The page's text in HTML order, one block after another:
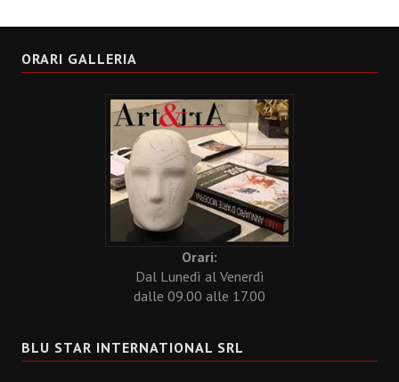
ORARI GALLERIA
Orari:
Dal Lunedì al Venerdì
dalle 09.00 alle 17.00
BLU STAR INTERNATIONAL SRL